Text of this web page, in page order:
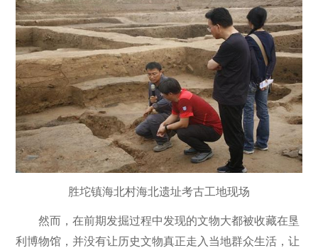
胜坨镇海北村海北遗址考古工地现场
然而，在前期发掘过程中发现的文物大都被收藏在垦
利博物馆，并没有让历史文物真正走入当地群众生活，让